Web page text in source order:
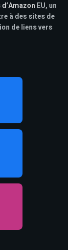
EU, un
à des sites de
de liens vers